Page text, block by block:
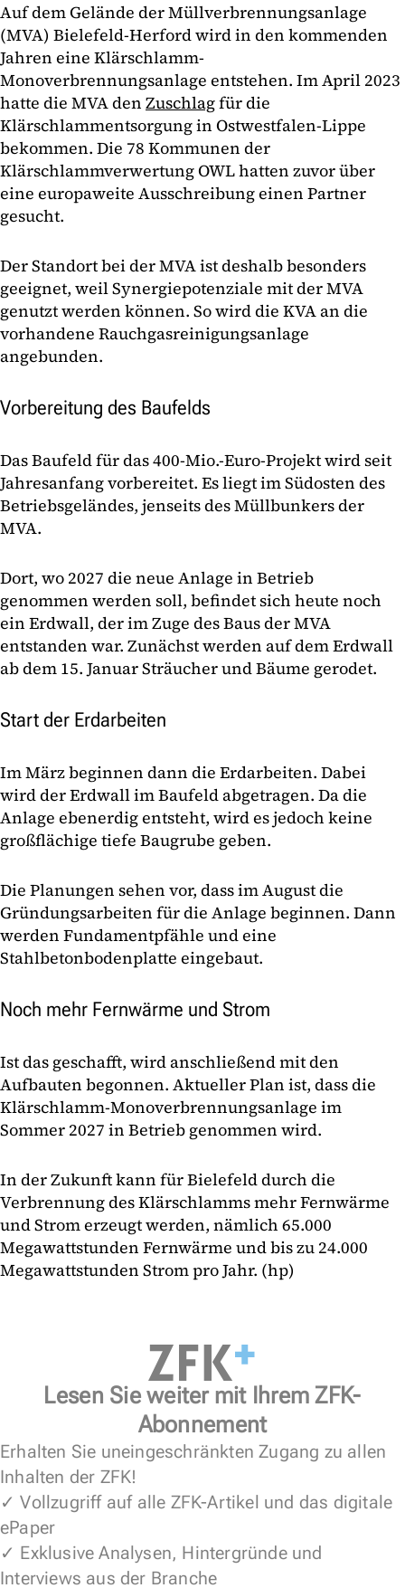
Auf dem Gelände der Müllverbrennungsanlage
(MVA) Bielefeld-Herford wird in den kommenden
Jahren eine Klärschlamm-
Monoverbrennungsanlage entstehen. Im April 2023
hatte die MVA den Zuschlagfür die
Klärschlammentsorgung in Ostwestfalen-Lippe
bekommen. Die 78 Kommunen der
Klärschlammverwertung OWL hatten zuvor über
eine europaweite Ausschreibung einen Partner
gesucht.
Der Standort bei der MVA ist deshalb besonders
geeignet, weil Synergiepotenziale mit der MVA
genutzt werden können. So wird die KVA an die
vorhandene Rauchgasreinigungsanlage
angebunden.
Vorbereitung des Baufelds
Das Baufeld für das 400-Mio.-Euro-Projekt wird seit
Jahresanfang vorbereitet. Es liegt im Südosten des
Betriebsgeländes, jenseits des Müllbunkers der
MVA.
Dort, wo 2027 die neue Anlage in Betrieb
genommen werden soll, befindet sich heute noch
ein Erdwall, der im Zuge des Baus der MVA
entstanden war. Zunächst werden auf dem Erdwall
ab dem 15. Januar Sträucher und Bäume gerodet.
Start der Erdarbeiten
Im März beginnen dann die Erdarbeiten. Dabei
wird der Erdwall im Baufeld abgetragen. Da die
Anlage ebenerdig entsteht, wird es jedoch keine
großflächige tiefe Baugrube geben.
Die Planungen sehen vor, dass im August die
Gründungsarbeiten für die Anlage beginnen. Dann
werden Fundamentpfähle und eine
Stahlbetonbodenplatte eingebaut.
Noch mehr Fernwärme und Strom
Ist das geschafft, wird anschließend mit den
Aufbauten begonnen. Aktueller Plan ist, dass die
Klärschlamm-Monoverbrennungsanlage im
Sommer 2027 in Betrieb genommen wird.
In der Zukunft kann für Bielefeld durch die
Verbrennung des Klärschlamms mehr Fernwärme
und Strom erzeugt werden, nämlich 65.000
Megawattstunden Fernwärme und bis zu 24.000
Megawattstunden Strom pro Jahr. (hp)
Lesen Sie weiter mit Ihrem ZFK-
Abonnement
Erhalten Sie uneingeschränkten Zugang zu allen
Inhalten der ZFK!
✓ Vollzugriff auf alle ZFK-Artikel und das digitale
ePaper
✓ Exklusive Analysen, Hintergründe und
Interviews aus der Branche